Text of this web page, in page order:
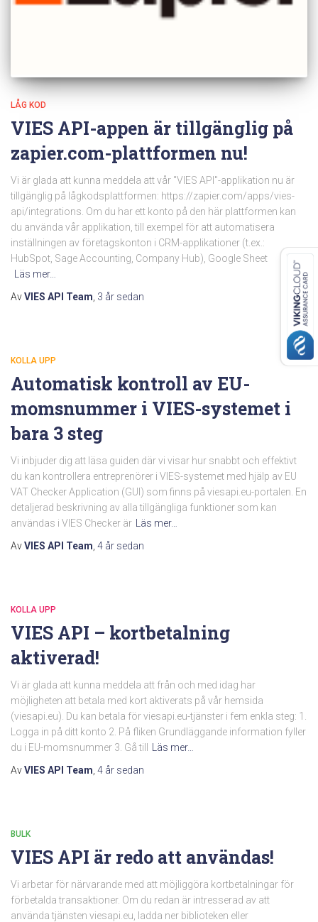
LÅG KOD
VIES API-appen är tillgänglig på
zapier.com-plattformen nu!
Vi är glada att kunna meddela att vår "VIES API"-applikation nu är
tillgänglig på lågkodsplattformen: https://zapier.com/apps/vies-
api/integrations. Om du har ett konto på den här plattformen kan
du använda vår applikation, till exempel för att automatisera
inställningen av företagskonton i CRM-applikationer (t.ex.:
HubSpot, Sage Accounting, Company Hub), Google Sheet
Läs mer…
AvVIES API Team 3 år sedan
KOLLA UPP
Automatisk kontroll av EU-
momsnummer i VIES-systemet i
bara 3 steg
Vi inbjuder dig att läsa guiden där vi visar hur snabbt och effektivt
du kan kontrollera entreprenörer i VIES-systemet med hjälp av EU
VAT Checker Application (GUI) som finns på viesapi.eu-portalen. En
detaljerad beskrivning av alla tillgängliga funktioner som kan
användas i VIES Checker är Läs mer…
AvVIES API Team 4 år sedan
KOLLA UPP
VIES API – kortbetalning
aktiverad!
Vi är glada att kunna meddela att från och med idag har
möjligheten att betala med kort aktiverats på vår hemsida
(viesapi.eu). Du kan betala för viesapi.eu-tjänster i fem enkla steg: 1.
Logga in på ditt konto 2. På fliken Grundläggande information fyller
du i EU-momsnummer 3. Gå till Läs mer…
AvVIES API Team 4 år sedan
BULK
VIES API är redo att användas!
Vi arbetar för närvarande med att möjliggöra kortbetalningar för
förbetalda transaktioner. Om du redan är intresserad av att
använda tjänsten viesapi.eu, ladda ner biblioteken eller